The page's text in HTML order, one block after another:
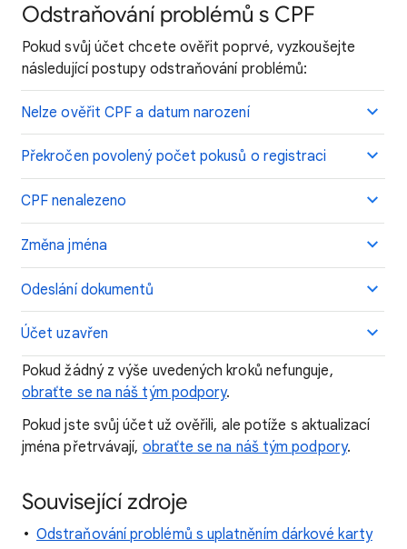
Odstraňování problémů s CPF
Pokud svůj účet chcete ověřit poprvé, vyzkoušejte
následující postupy odstraňování problémů:
Nelze ověřit CPF a datum narození
Překročen povolený počet pokusů o registraci
CPF nenalezeno
Změna jména
Odeslání dokumentů
Účet uzavřen
Pokud žádný z výše uvedených kroků nefunguje,
obraťte se na náš tým podpory.
Pokud jste svůj účet už ověřili, ale potíže s aktualizací
jména přetrvávají, obraťte se na náš tým podpory.
Související zdroje
Odstraňování problémů s uplatněním dárkové karty